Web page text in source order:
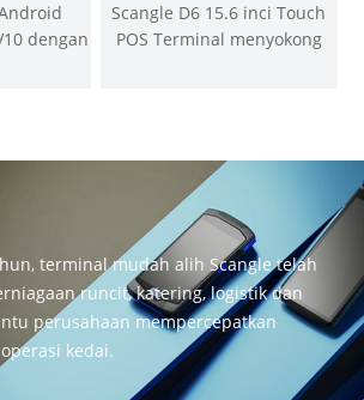
dengan
Scangle D6 15.6 inci Touch
POS Terminal menyokong
terminal mudah alih Scangle telah
runcit, katering, logistik dan
perusahaan mempercepatkan
kedai.